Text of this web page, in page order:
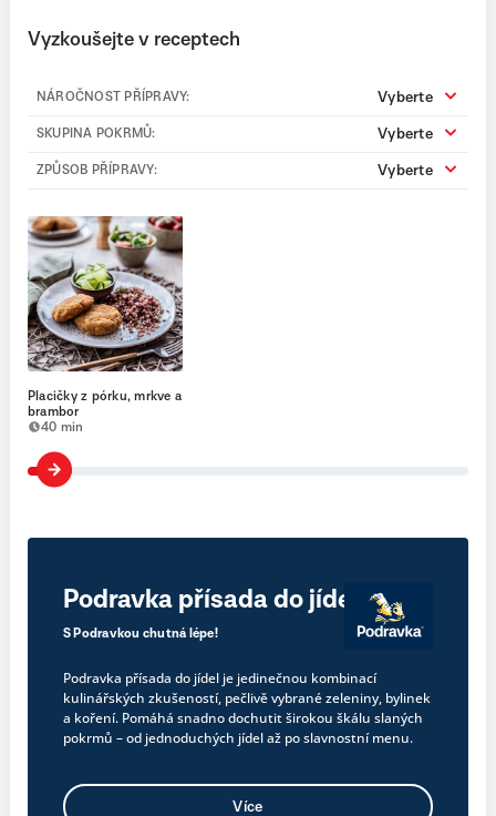
Vyzkoušejte v receptech
NÁROČNOST PŘÍPRAVY: Vyberte
SKUPINA POKRMŮ: Vyberte
ZPŮSOB PŘÍPRAVY: Vyberte
Placičky z pórku, mrkve a
brambor
40 min
Podravka přísada do jídel
S Podravkou chutná lépe!
Podravka přísada do jídel je jedinečnou kombinací
kulinářských zkušeností, pečlivě vybrané zeleniny, bylinek
a koření. Pomáhá snadno dochutit širokou škálu slaných
pokrmů – od jednoduchých jídel až po slavnostní menu.
Více